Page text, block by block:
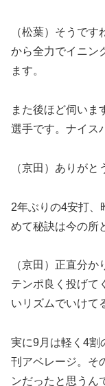
（松葉）そうで
から全力でイニン
ます。
また後ほど伺いま
選手です。ナイス
（京田）ありがと
2年ぶりの4安打、
めて秘訣は今の所
（京田）正直分
テンポ良く投げて
いリズムでいけて
実に9月は軽く4割
刊アベレージ。そ
ンだったと思うん